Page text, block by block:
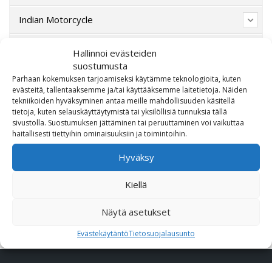
Hallinnoi evästeiden
suostumusta
Parhaan kokemuksen tarjoamiseksi käytämme teknologioita, kuten
evästeitä, tallentaaksemme ja/tai käyttääksemme laitetietoja. Näiden
tekniikoiden hyväksyminen antaa meille mahdollisuuden käsitellä
tietoja, kuten selauskäyttäytymistä tai yksilöllisiä tunnuksia tällä
sivustolla. Suostumuksen jättäminen tai peruuttaminen voi vaikuttaa
haitallisesti tiettyihin ominaisuuksiin ja toimintoihin.
Hyväksy
Kiellä
Näytä asetukset
EvästekäytäntöTietosuojalausunto
Indian Motorcycle
Lisävarusteet
Poistotori
Polaris